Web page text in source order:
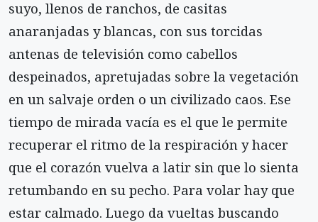
suyo, llenos de ranchos, de casitas
anaranjadas y blancas, con sus torcidas
antenas de televisión como cabellos
despeinados, apretujadas sobre la vegetación
en un salvaje orden o un civilizado caos. Ese
tiempo de mirada vacía es el que le permite
recuperar el ritmo de la respiración y hacer
que el corazón vuelva a latir sin que lo sienta
retumbando en su pecho. Para volar hay que
estar calmado. Luego da vueltas buscando